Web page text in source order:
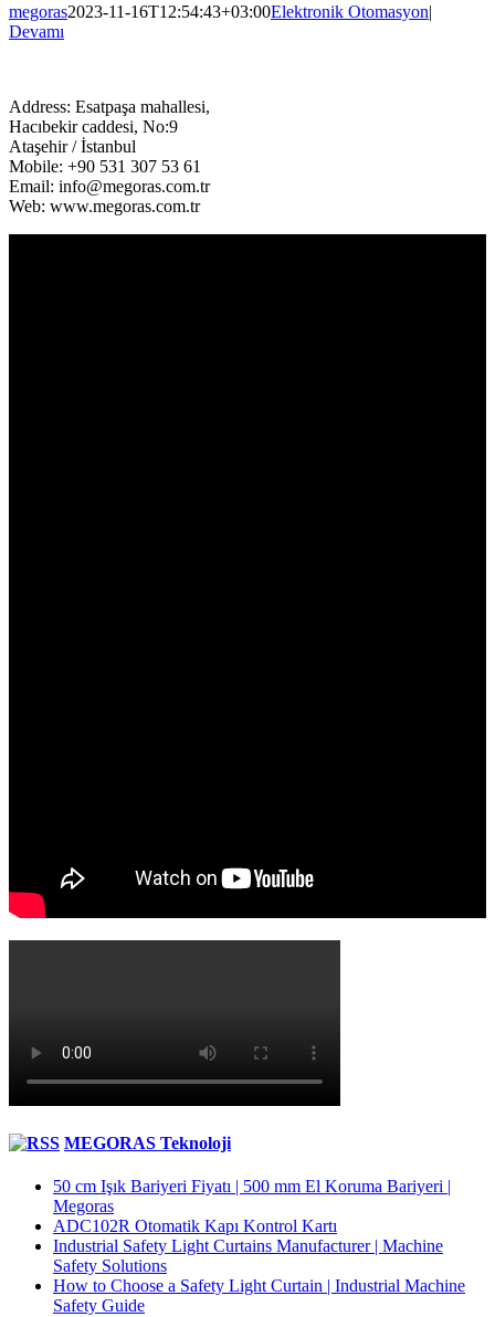
megoras2023-11-16T12:54:43+03:00Elektronik Otomasyon|
Devamı
Address: Esatpaşa mahallesi,
Hacıbekir caddesi, No:9
Ataşehir / İstanbul
Mobile: +90 531 307 53 61
Email: info@megoras.com.tr
Web: www.megoras.com.tr
MEGORAS Teknoloji
50 cm Işık Bariyeri Fiyatı | 500 mm El Koruma Bariyeri |
Megoras
ADC102R Otomatik Kapı Kontrol Kartı
Industrial Safety Light Curtains Manufacturer | Machine
Safety Solutions
How to Choose a Safety Light Curtain | Industrial Machine
Safety Guide